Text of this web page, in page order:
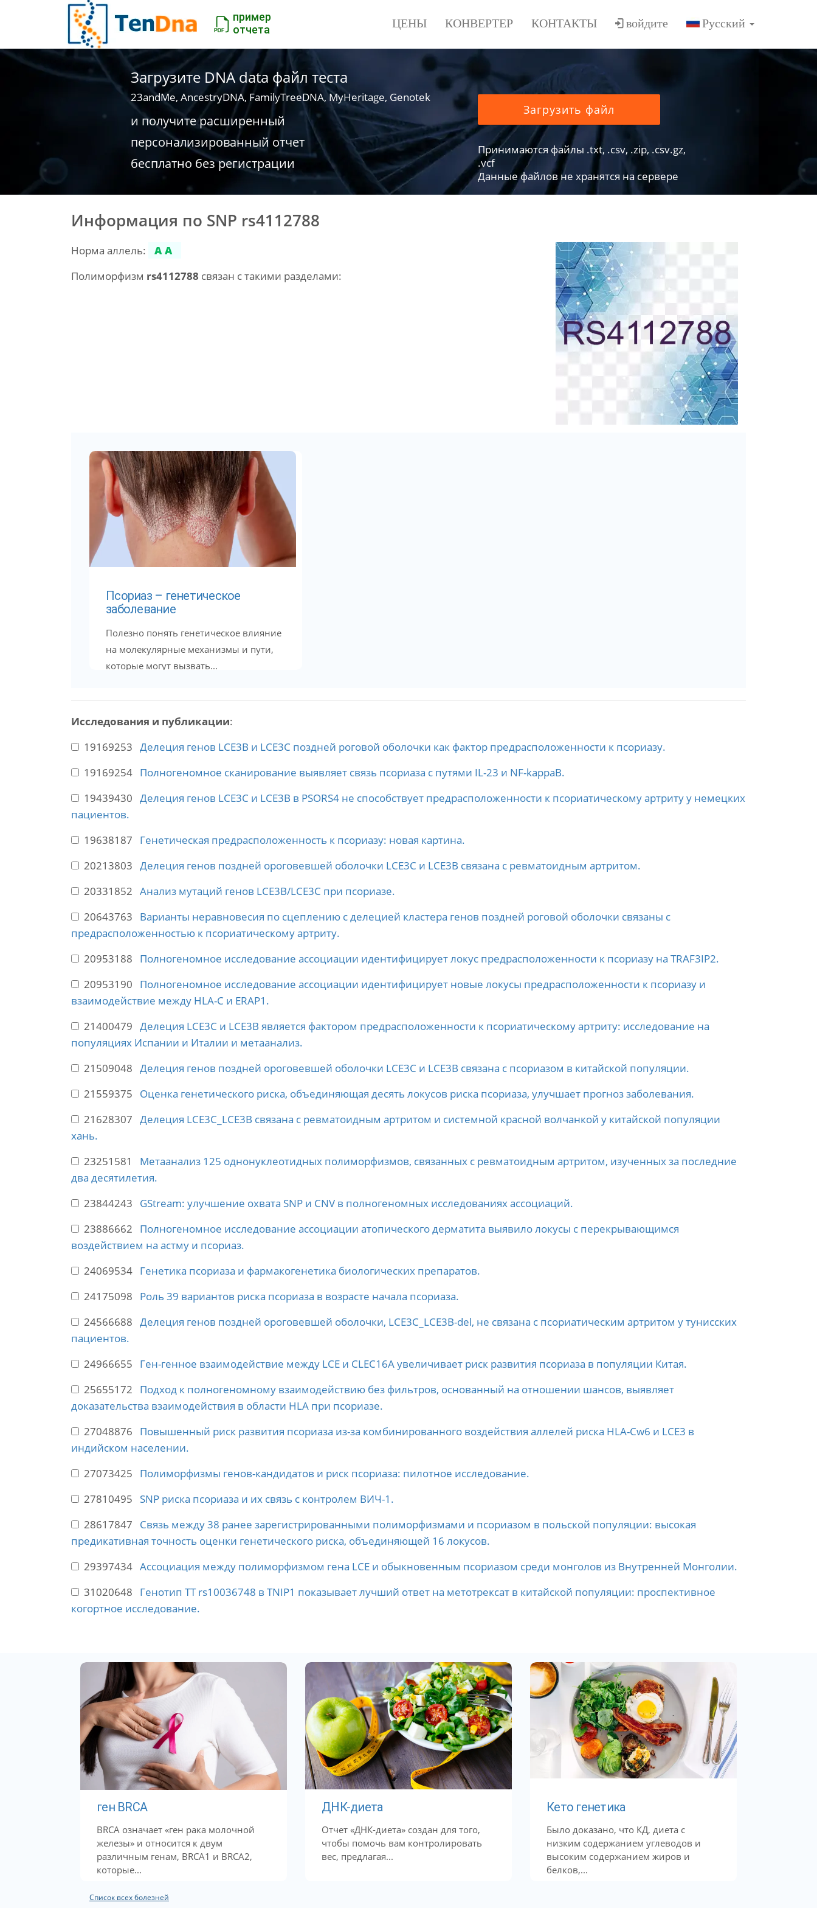
пример
отчета
ЦЕНЫ КОНВЕРТЕР КОНТАКТЫ войдите
Загрузите DNA data файл теста
23andMe, AncestryDNA, FamilyTreeDNA, MyHeritage, Genotek
и получите расширенный
персонализированный отчет
бесплатно без регистрации
Загрузить файл
Принимаются файлы .txt, .csv, .zip, .csv.gz,
.vcf
Данные файлов не хранятся на сервере
Информация по SNP rs4112788
Норма аллель:
AA
Полиморфизм rs4112788 связан с такими разделами:
Псориаз – генетическое
заболевание
Полезно понять генетическое влияние
на молекулярные механизмы и пути,
которые могут вызвать...
Исследования и публикации:
19169253 Делеция генов LCE3B и LCE3C поздней роговой оболочки как фактор предрасположенности к псориазу.
19169254 Полногеномное сканирование выявляет связь псориаза с путями IL-23 и NF-kappaB.
19439430 Делеция генов LCE3C и LCE3B в PSORS4 не способствует предрасположенности к псориатическому артриту у немецких
пациентов.
19638187 Генетическая предрасположенность к псориазу: новая картина.
20213803 Делеция генов поздней ороговевшей оболочки LCE3C и LCE3B связана с ревматоидным артритом.
20331852 Анализ мутаций генов LCE3B/LCE3C при псориазе.
20643763 Варианты неравновесия по сцеплению с делецией кластера генов поздней роговой оболочки связаны с
предрасположенностью к псориатическому артриту.
20953188 Полногеномное исследование ассоциации идентифицирует локус предрасположенности к псориазу на TRAF3IP2.
20953190 Полногеномное исследование ассоциации идентифицирует новые локусы предрасположенности к псориазу и
взаимодействие между HLA-C и ERAP1.
21400479 Делеция LCE3C и LCE3B является фактором предрасположенности к псориатическому артриту: исследование на
популяциях Испании и Италии и метаанализ.
21509048 Делеция генов поздней ороговевшей оболочки LCE3C и LCE3B связана с псориазом в китайской популяции.
21559375 Оценка генетического риска, объединяющая десять локусов риска псориаза, улучшает прогноз заболевания.
21628307 Делеция LCE3C_LCE3B связана с ревматоидным артритом и системной красной волчанкой у китайской популяции
хань.
23251581 Метаанализ 125 однонуклеотидных полиморфизмов, связанных с ревматоидным артритом, изученных за последние
два десятилетия.
23844243 GStream: улучшение охвата SNP и CNV в полногеномных исследованиях ассоциаций.
23886662 Полногеномное исследование ассоциации атопического дерматита выявило локусы с перекрывающимся
воздействием на астму и псориаз.
24069534 Генетика псориаза и фармакогенетика биологических препаратов.
24175098 Роль 39 вариантов риска псориаза в возрасте начала псориаза.
24566688 Делеция генов поздней ороговевшей оболочки, LCE3C_LCE3B-del, не связана с псориатическим артритом у тунисских
пациентов.
24966655 Ген-генное взаимодействие между LCE и CLEC16A увеличивает риск развития псориаза в популяции Китая.
25655172 Подход к полногеномному взаимодействию без фильтров, основанный на отношении шансов, выявляет
доказательства взаимодействия в области HLA при псориазе.
27048876 Повышенный риск развития псориаза из-за комбинированного воздействия аллелей риска HLA-Cw6 и LCE3 в
индийском населении.
27073425 Полиморфизмы генов-кандидатов и риск псориаза: пилотное исследование.
27810495 SNP риска псориаза и их связь с контролем ВИЧ-1.
28617847 Связь между 38 ранее зарегистрированными полиморфизмами и псориазом в польской популяции: высокая
предикативная точность оценки генетического риска, объединяющей 16 локусов.
29397434 Ассоциация между полиморфизмом гена LCE и обыкновенным псориазом среди монголов из Внутренней Монголии.
31020648 Генотип TT rs10036748 в TNIP1 показывает лучший ответ на метотрексат в китайской популяции: проспективное
когортное исследование.
ген BRCA
BRCA означает «ген рака молочной
железы» и относится к двум
различным генам, BRCA1 и BRCA2,
которые...
ДНК-диета
Отчет «ДНК-диета» создан для того,
чтобы помочь вам контролировать
вес, предлагая...
Кето генетика
Было доказано, что КД, диета с
низким содержанием углеводов и
высоким содержанием жиров и
белков,...
Список всех болезней